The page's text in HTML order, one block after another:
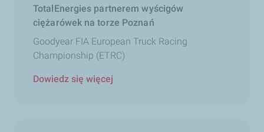
TotalEnergies partnerem wyścigów
ciężarówek na torze Poznań
Goodyear FIA European Truck Racing
Championship (ETRC)
Dowiedz się więcej